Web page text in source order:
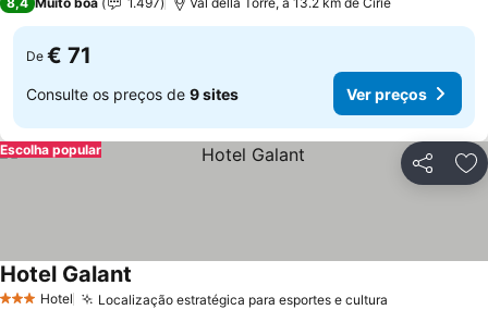
De € 71
Consulte os preços de 9 sites Ver preços
Partilhar
Escolha popular
3 EstrelasHotel Localização estratégica para esportes e cultura
Hotel Galant